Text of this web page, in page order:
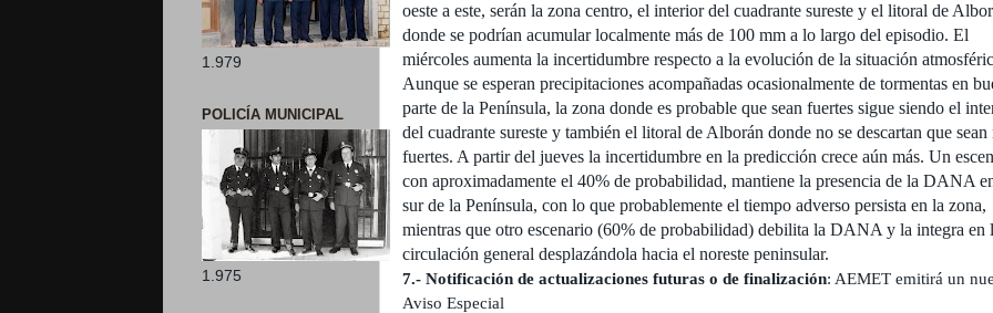
oeste a este, serán la zona centro, el interior del cuadrante sureste y el litoral de
donde se podrían acumular localmente más de 100 mm a lo largo del episodio. El
miércoles aumenta la incertidumbre respecto a la evolución de la situación
Aunque se esperan precipitaciones acompañadas ocasionalmente de tormentas en
parte de la Península, la zona donde es probable que sean fuertes sigue siendo el
del cuadrante sureste y también el litoral de Alborán donde no se descartan que sean
fuertes. A partir del jueves la incertidumbre en la predicción crece aún más. Un
con aproximadamente el 40% de probabilidad, mantiene la presencia de la DANA
sur de la Península, con lo que probablemente el tiempo adverso persista en la zona,
mientras que otro escenario (60% de probabilidad) debilita la DANA y la integra en
circulación general desplazándola hacia el noreste peninsular.
7.- Notificación de actualizaciones futuras o de finalización: AEMET emitirá un
Aviso Especial
1.979
POLICÍA MUNICIPAL
1.975